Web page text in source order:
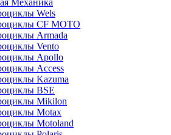
Механика
Wels
CF MOTO
Armada
Vento
Apollo
Access
Kazuma
BSE
Mikilon
Motax
Motoland